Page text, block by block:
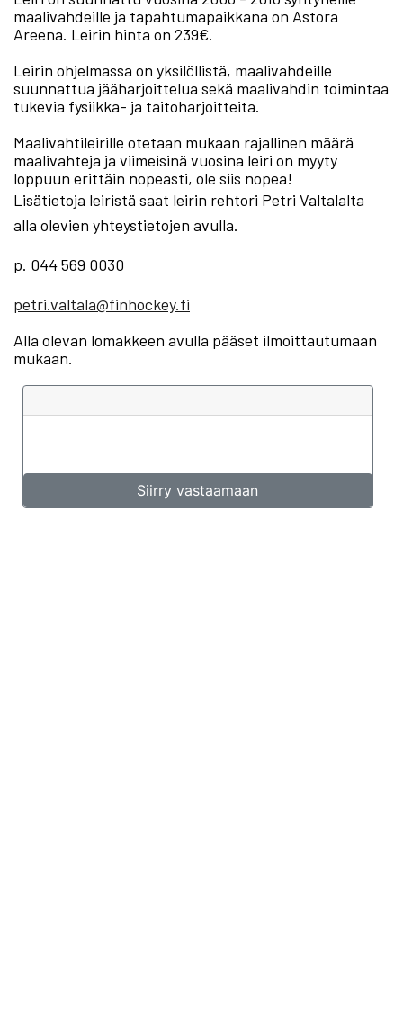
maalivahdeille ja tapahtumapaikkana on Astora
Areena. Leirin hinta on 239€.
Leirin ohjelmassa on yksilöllistä, maalivahdeille
suunnattua jääharjoittelua sekä maalivahdin toimintaa
tukevia fysiikka- ja taitoharjoitteita.
Maalivahtileirille otetaan mukaan rajallinen määrä
maalivahteja ja viimeisinä vuosina leiri on myyty
loppuun erittäin nopeasti, ole siis nopea!
Lisätietoja leiristä saat leirin rehtori Petri Valtalalta
alla olevien yhteystietojen avulla.
p. 044 569 0030
petri.valtala@finhockey.fi
Alla olevan lomakkeen avulla pääset ilmoittautumaan
mukaan.